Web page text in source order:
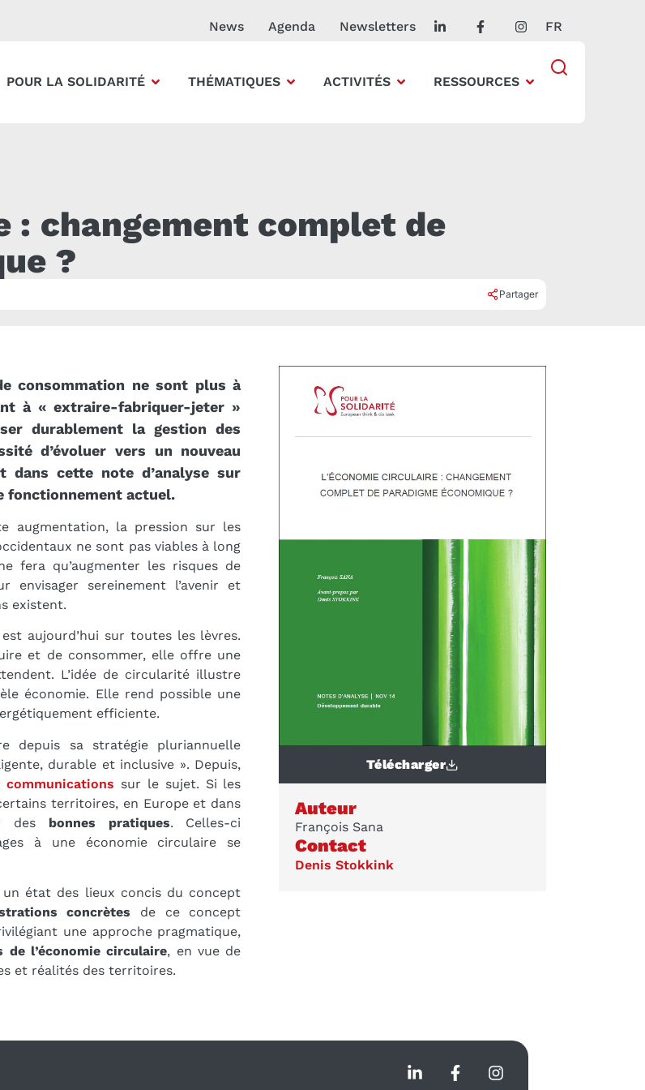
News Agenda Newsletters FR
POUR LA SOLIDARITÉ THÉMATIQUES ACTIVITÉS RESSOURCES
: changement complet de
?
Partager
consommation ne sont plus à
à « extraire-fabriquer-jeter »
durablement la gestion des
d’évoluer vers un nouveau
dans cette note d’analyse sur
fonctionnement actuel.
augmentation, la pression sur les
ne sont pas viables à long
fera qu’augmenter les risques de
sereinement l’avenir et
existent.
est aujourd’hui sur toutes les lèvres.
et de consommer, elle offre une
L’idée de circularité illustre
économie. Elle rend possible une
efficiente.
depuis sa stratégie pluriannuelle
durable et inclusive ». Depuis,
sur le sujet. Si les
territoires, en Europe et dans
des bonnes pratiques. Celles-ci
à une économie circulaire se
un état des lieux concis du concept
concrètes de ce concept
une approche pragmatique,
de l’économie circulaire, en vue de
et réalités des territoires.
Télécharger
Auteur
François Sana
Contact
Denis Stokkink